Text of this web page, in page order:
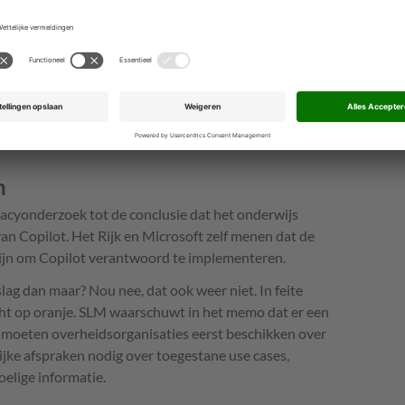
maatregelen.
risico’s van ‘medium’ niveau
tot de conclusie dat het onderwijs
Copilot. Het Rijk en Microsoft zelf menen dat de
om Copilot verantwoord te implementeren.
dan maar? Nou nee, dat ook weer niet. In feite
op oranje. SLM waarschuwt in het memo dat er een
overheidsorganisaties eerst beschikken over
afspraken nodig over toegestane use cases,
informatie.